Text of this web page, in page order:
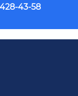
43-58